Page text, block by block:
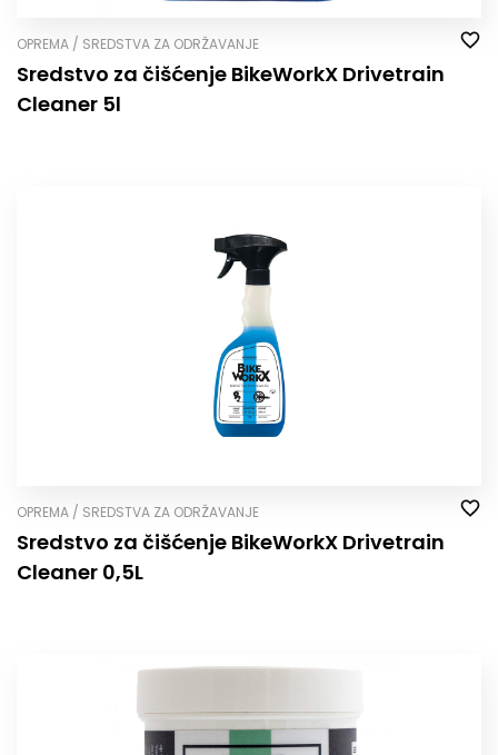
OPREMA / SREDSTVA ZA ODRŽAVANJE
Sredstvo za čišćenje BikeWorkX Drivetrain
Cleaner 5l
OPREMA / SREDSTVA ZA ODRŽAVANJE
Sredstvo za čišćenje BikeWorkX Drivetrain
Cleaner 0,5L